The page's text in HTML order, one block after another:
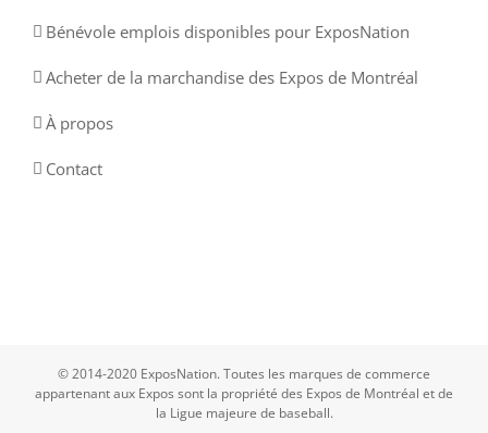
Bénévole emplois disponibles pour ExposNation
Acheter de la marchandise des Expos de Montréal
À propos
Contact
© 2014-2020 ExposNation. Toutes les marques de commerce
appartenant aux Expos sont la propriété des Expos de Montréal et de
la Ligue majeure de baseball.